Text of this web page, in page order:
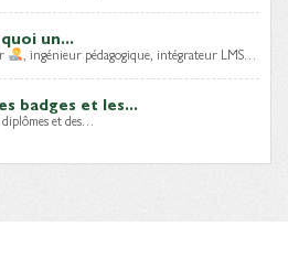
un...
, ingénieur pédagogique, intégrateur LMS…
badges et les...
diplômes et des…